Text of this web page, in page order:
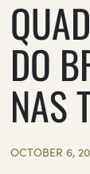
DO
NAS
OCTOBER 6,